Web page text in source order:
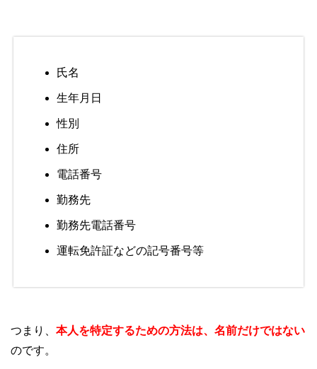
氏名
生年月日
性別
住所
電話番号
勤務先
勤務先電話番号
運転免許証などの記号番号等
つまり、 本人を特定するための方法は、名前だけではない
のです。